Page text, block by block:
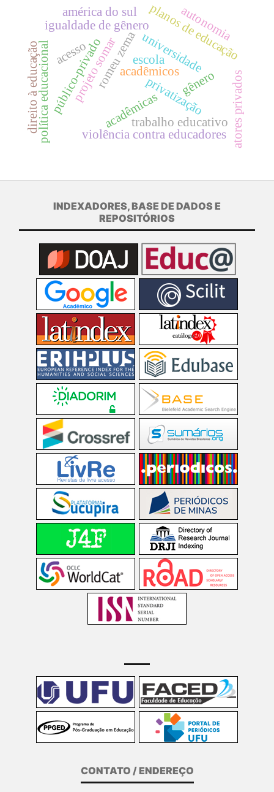
privatização
projeto somar
público-privadoromeu zema
igualdade de gênero
acadêmicos
acadêmicas
universidade
planos de educação
gênero
acesso
política educacional
américa do sul
violência contra educadores
direito à educação escola
trabalho educativo
autonomia
atores privados
INDEXADORES, BASE DE DADOS E
REPOSITÓRIOS
CONTATO / ENDEREÇO